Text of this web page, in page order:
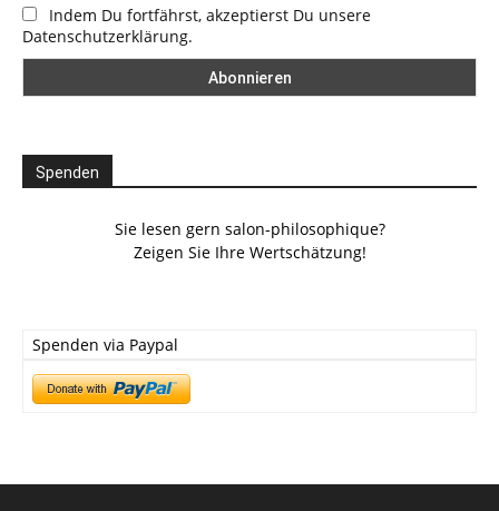
Indem Du fortfährst, akzeptierst Du unsere
Datenschutzerklärung.
Spenden
Sie lesen gern salon-philosophique?
Zeigen Sie Ihre Wertschätzung!
Spenden via Paypal